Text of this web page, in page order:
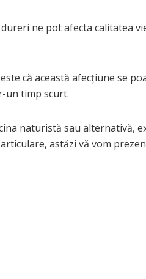
ne pot afecta calitatea
că această afecțiune se
un timp scurt.
naturistă sau alternativă,
astăzi vă vom